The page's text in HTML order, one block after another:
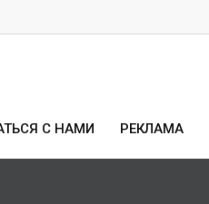
С НАМИ РЕКЛАМА